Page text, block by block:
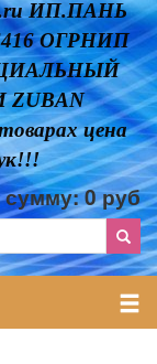
ИП.ПАНЬ
ОГРНИП
цена
сумму:0руб